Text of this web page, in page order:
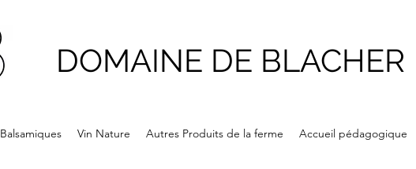
DOMAINE DE BLACHER
Balsamiques Vin Nature Autres Produits de la ferme Accueil pédagogique